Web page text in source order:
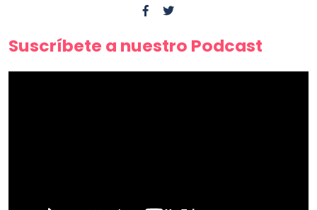
Suscríbete a nuestro Podcast